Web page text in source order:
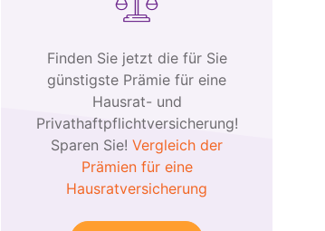
Finden Sie jetzt die für Sie
günstigste Prämie für eine
Hausrat- und
Privathaftpflichtversicherung!
Sparen Sie! Vergleich der
Prämien für eine
Hausratversicherung